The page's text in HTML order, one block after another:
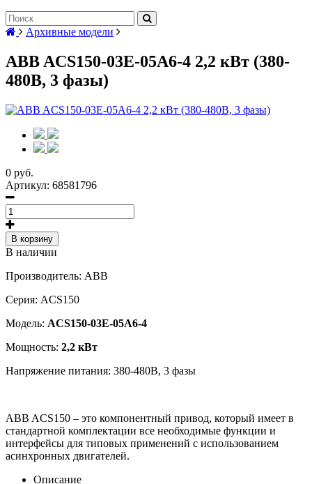
Архивные модели
ABB ACS150-03E-05A6-4 2,2 кВт (380-
480В, 3 фазы)
0 руб.
Артикул: 68581796
В корзину
В наличии
Производитель: ABB
Серия: ACS150
Модель: ACS150-03E-05A6-4
Мощность: 2,2 кВт
Напряжение питания: 380-480В, 3 фазы
ABB ACS150 – это компонентный привод, который имеет в
стандартной комплектации все необходимые функции и
интерфейсы для типовых применений с использованием
асинхронных двигателей.
Описание